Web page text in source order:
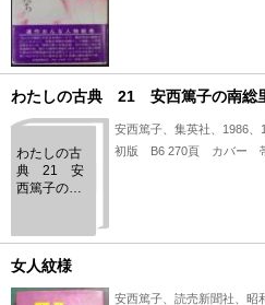
わたしの古典 21 安西篤子の南総
わたしの古
典 21 安
西篤子の南
安西篤子、集英社、1986、
初版 B6 270頁 カバー 帯
女人紋様
安西篤子、読売新聞社、昭